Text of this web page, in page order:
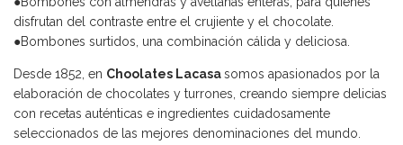
disfrutan del contraste entre el crujiente y el chocolate.
●Bombones surtidos, una combinación cálida y deliciosa.
Desde 1852, en Choolates Lacasasomos apasionados por la
elaboración de chocolates y turrones, creando siempre delicias
con recetas auténticas e ingredientes cuidadosamente
seleccionados de las mejores denominaciones del mundo.